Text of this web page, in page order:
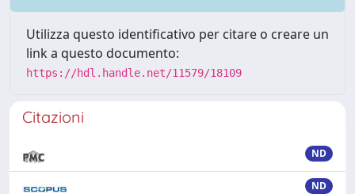
Utilizza questo identificativo per citare o creare un
link a questo documento:
https://hdl.handle.net/11579/18109
Citazioni
ND
ND